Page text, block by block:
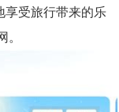
享受旅行带来的乐